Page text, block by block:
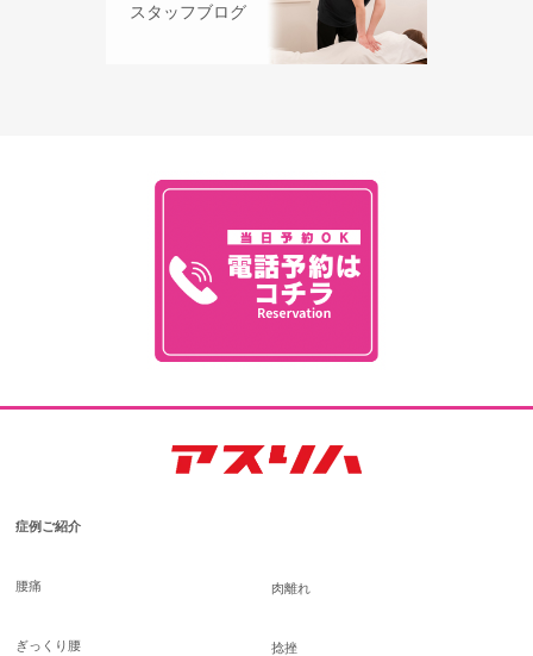
スタッフブログ
症例ご紹介
腰痛
ぎっくり腰
肉離れ
捻挫